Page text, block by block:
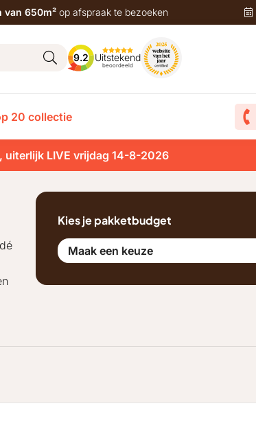
van 650m² op afspraak te bezoeken
9.2 Uitstekend
beoordeeld
20 collectie
uiterlijk LIVE vrijdag 14-8-2026
Kies je pakketbudget
Maak een keuze